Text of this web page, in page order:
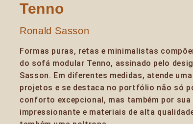
Tenno
Ronald Sasson
Formas puras, retas e minimalistas
do sofá modular Tenno, assinado pelo
Sasson. Em diferentes medidas, atende
projetos e se destaca no portfólio não só
conforto excepcional, mas também por
impressionante e materiais de alta